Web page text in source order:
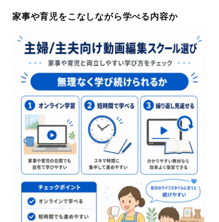
家事や育児をこなしながら学べる内容か